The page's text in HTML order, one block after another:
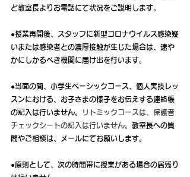
ど教室長よりお電話にて状況をご説明します。
●授業再開後、スタッフに新型コロナウイルス感染疑
いまたは感染者との濃厚接触が生じた場合は、速や
かにしかるべき機関に届け出を行います。
●当面の間、小学生ベーシックコース、個人実技レッ
スンにおける、お子さまの様子をお伝えする連絡帳
の記入は行いません。
リトミックコースは、保護者
チェックシートの記入は行いません。 教室長への質
問やご相談は、メールにてお願いします。
●原則として、次の時間帯に授業がある場合の居残り